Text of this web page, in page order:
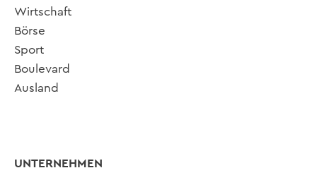
Wirtschaft
Börse
Sport
Boulevard
Ausland
UNTERNEHMEN